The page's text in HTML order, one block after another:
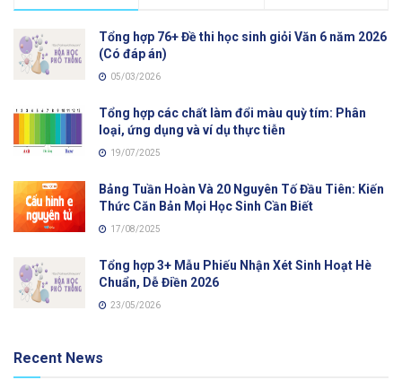
Tổng hợp 76+ Đề thi học sinh giỏi Văn 6 năm 2026
(Có đáp án)
05/03/2026
Tổng hợp các chất làm đổi màu quỳ tím: Phân
loại, ứng dụng và ví dụ thực tiễn
19/07/2025
Bảng Tuần Hoàn Và 20 Nguyên Tố Đầu Tiên: Kiến
Thức Căn Bản Mọi Học Sinh Cần Biết
17/08/2025
Tổng hợp 3+ Mẫu Phiếu Nhận Xét Sinh Hoạt Hè
Chuẩn, Dễ Điền 2026
23/05/2026
Recent News